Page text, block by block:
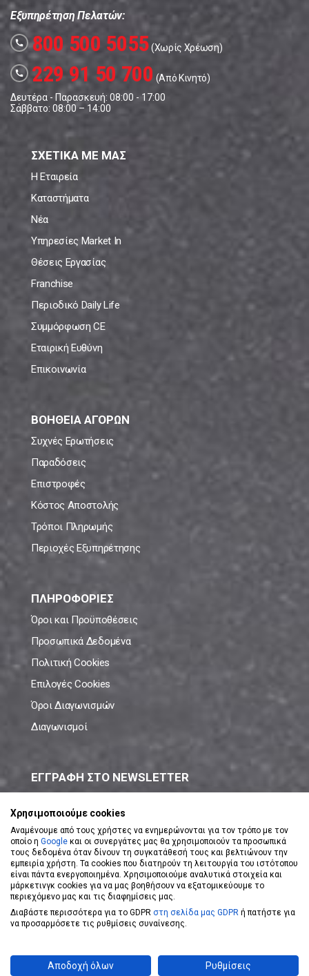
Εξυπηρέτηση Πελατών:
call 800 500 5055(Χωρίς Χρέωση)
call 229 91 50 700 (Από Κινητό)
Δευτέρα - Παρασκευή: 08:00 - 17:00
Σάββατο: 08:00 – 14:00
ΣΧΕΤΙΚΑ ΜΕ ΜΑΣ
Η Εταιρεία
Καταστήματα
Νέα
Υπηρεσίες Market In
Θέσεις Εργασίας
Franchise
Περιοδικό Daily Life
Συμμόρφωση CE
Εταιρική Ευθύνη
Επικοινωνία
ΒΟΗΘΕΙΑ ΑΓΟΡΩΝ
Συχνές Ερωτήσεις
Παραδόσεις
Επιστροφές
Κόστος Αποστολής
Τρόποι Πληρωμής
Περιοχές Εξυπηρέτησης
ΠΛΗΡΟΦΟΡΙΕΣ
Όροι και Προϋποθέσεις
Προσωπικά Δεδομένα
Πολιτική Cookies
Επιλογές Cookies
Όροι Διαγωνισμών
Διαγωνισμοί
ΕΓΓΡΑΦΗ ΣΤΟ NEWSLETTER
ΕΓΓΡΑΦΗ ΣΤΟ NEWSLETTER
Αποδέχομαι τουςΌρους Χρήσης
Powered byeShopKeyDesigned byKoolmetrix
Χρησιμοποιούμε cookies
Αναμένουμε από τους χρήστες να ενημερώνονται για τον τρόπο με τον
οποίο η Google και οι συνεργάτες μας θα χρησιμοποιούν τα προσωπικά
τους δεδομένα όταν δίνουν τη συγκατάθεσή τους και βελτιώνουν την
εμπειρία χρήστη. Τα cookies που διατηρούν τη λειτουργία του ιστότοπου
είναι πάντα ενεργοποιημένα. Χρησιμοποιούμε αναλυτικά στοιχεία και
μάρκετινγκ cookies για να μας βοηθήσουν να εξατομικεύουμε το
περιεχόμενο μας και τις διαφημίσεις μας.
Διαβάστε περισσότερα για το GDPR στη σελίδα μας GDPR ή πατήστε για
να προσαρμόσετε τις ρυθμίσεις συναίνεσης.
Αποδοχή όλων Ρυθμίσεις